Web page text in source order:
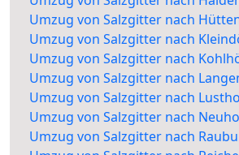
Umzug von Salzgitter nach
Umzug von Salzgitter nach
Umzug von Salzgitter nach
Umzug von Salzgitter nach
Umzug von Salzgitter nach
Umzug von Salzgitter nach
Umzug von Salzgitter nach